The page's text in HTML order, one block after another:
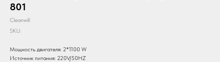
801
Cleanwill
SKU:
Мощность двигателя: 2*1100 W
Источник питания: 220V/50HZ